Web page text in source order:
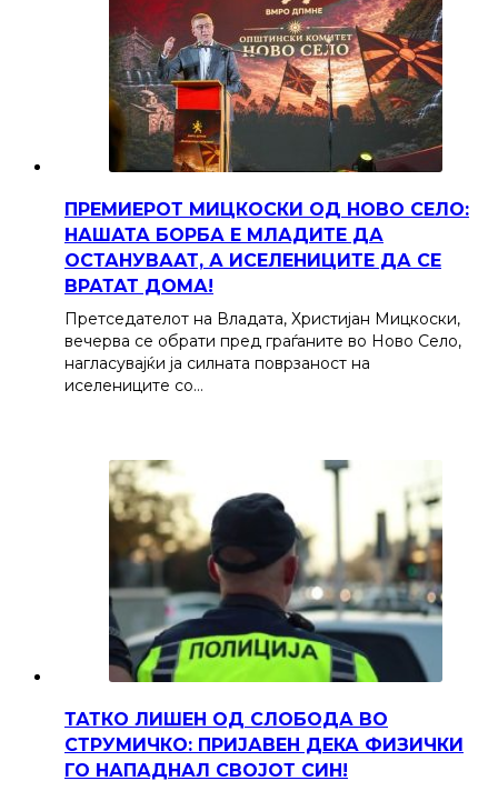
ПРЕМИЕРОТ МИЦКОСКИ ОД НОВО СЕЛО:
НАШАТА БОРБА Е МЛАДИТЕ ДА
ОСТАНУВААТ, А ИСЕЛЕНИЦИТЕ ДА СЕ
ВРАТАТ ДОМА!
Претседателот на Владата, Христијан Мицкоски,
вечерва се обрати пред граѓаните во Ново Село,
нагласувајќи ја силната поврзаност на
иселениците со…
ТАТКО ЛИШЕН ОД СЛОБОДА ВО
СТРУМИЧКО: ПРИЈАВЕН ДЕКА ФИЗИЧКИ
ГО НАПАДНАЛ СВОЈОТ СИН!